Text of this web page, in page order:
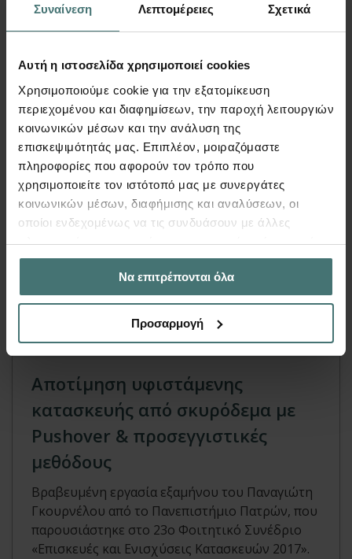
Συναίνεση Λεπτομέρειες Σχετικά
Αυτή η ιστοσελίδα χρησιμοποιεί cookies
Χρησιμοποιούμε cookie για την εξατομίκευση
περιεχομένου και διαφημίσεων, την παροχή λειτουργιών
κοινωνικών μέσων και την ανάλυση της
επισκεψιμότητάς μας. Επιπλέον, μοιραζόμαστε
πληροφορίες που αφορούν τον τρόπο που
χρησιμοποιείτε τον ιστότοπό μας με συνεργάτες
κοινωνικών μέσων, διαφήμισης και αναλύσεων, οι
οποίοι ενδεχομένως να τις συνδυάσουν με άλλες
πληροφορίες που τους έχετε παραχωρήσει ή τις οποίες
έχουν συλλέξει σε σχέση με την από μέρους σας χρήση
των υπηρεσιών τους.Να επιτρέπονται όλα
Προσαρμογή
μεταλλικά χωρικά πλαίσια
iscing elit justo quis odio sit sit ac port.
Περισσότερα
Αποτίμηση υφιστάμενης
κατασκευής από σκυρόδεμα με
Pushover & προσεγγιστικές
μεθόδους
Βραβευμένη εργασία εξαμήνου του Παναγιώτη
Γκουρνέλου από το Πανεπιστήμιο Πατρών, που
παρουσιάστηκε στο 23ο Φοιτητικό Συνέδριο
«Επισκευές και Ενισχύσεις Κατασκευών 2017».